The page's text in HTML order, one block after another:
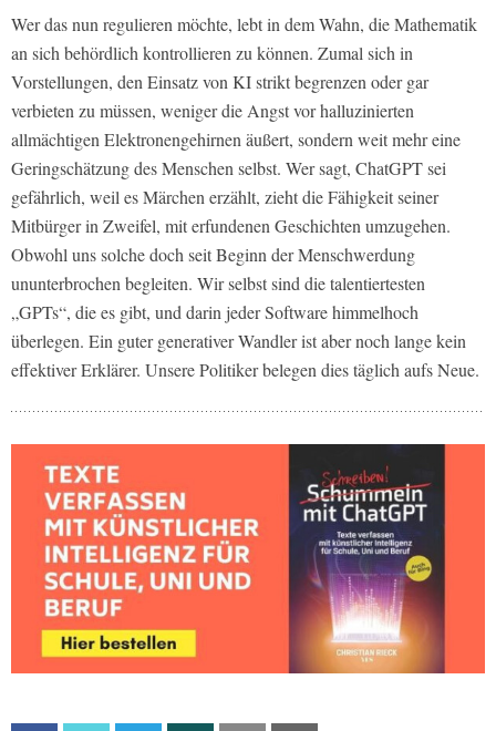
Wer das nun regulieren möchte, lebt in dem Wahn, die Mathematik
an sich behördlich kontrollieren zu können. Zumal sich in
Vorstellungen, den Einsatz von KI strikt begrenzen oder gar
verbieten zu müssen, weniger die Angst vor halluzinierten
allmächtigen Elektronengehirnen äußert, sondern weit mehr eine
Geringschätzung des Menschen selbst. Wer sagt, ChatGPT sei
gefährlich, weil es Märchen erzählt, zieht die Fähigkeit seiner
Mitbürger in Zweifel, mit erfundenen Geschichten umzugehen.
Obwohl uns solche doch seit Beginn der Menschwerdung
ununterbrochen begleiten. Wir selbst sind die talentiertesten
„GPTs“, die es gibt, und darin jeder Software himmelhoch
überlegen. Ein guter generativer Wandler ist aber noch lange kein
effektiver Erklärer. Unsere Politiker belegen dies täglich aufs Neue.